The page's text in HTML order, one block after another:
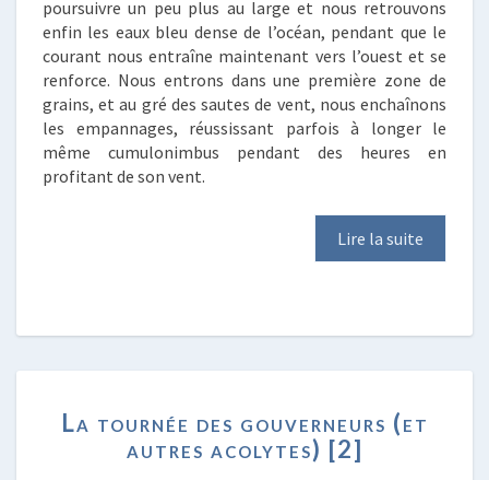
poursuivre un peu plus au large et nous retrouvons
enfin les eaux bleu dense de l’océan, pendant que le
courant nous entraîne maintenant vers l’ouest et se
renforce. Nous entrons dans une première zone de
grains, et au gré des sautes de vent, nous enchaînons
les empannages, réussissant parfois à longer le
même cumulonimbus pendant des heures en
profitant de son vent.
Lire la suite
TOURNÉE
DES
La tournée des gouverneurs (et
autres acolytes) [2]